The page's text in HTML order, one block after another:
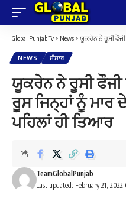
Global Punjab Tv > News > ਯੂਕਰੇਨ ਨੇ ਰੂਸੀ ਫੌਜੀ ਅੱਡੇ ਨੂੰ
NEWS ਸੰਸਾਰ
ਯੂਕਰੇਨ ਨੇ ਰੂਸੀ ਫੌਜੀ
ਰੂਸ ਜਿਨ੍ਹਾਂ ਨੂੰ ਮਾਰ
ਪਹਿਲਾਂ ਹੀ ਤਿਆਰ
Last updated: February 21, 2022
TeamGlobalPunjab